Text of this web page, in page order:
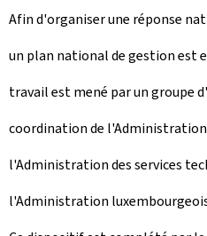
Afin d'organiser une réponse
un plan national de gestion est
travail est mené par un groupe
coordination de
l'Administration des services
l'Administration